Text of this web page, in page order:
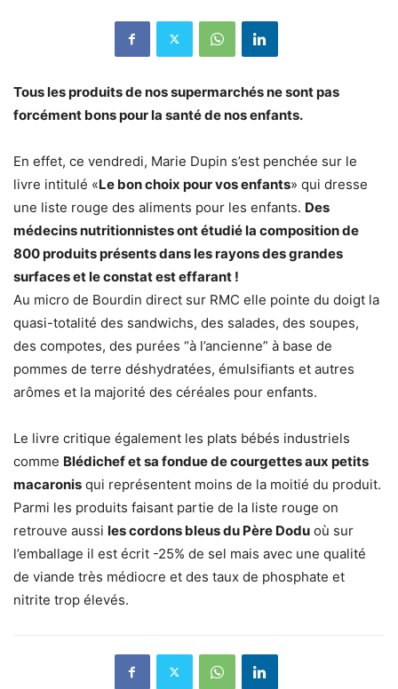
Tous les produits de nos supermarchés ne sont pas
forcément bons pour la santé de nos enfants.
En effet, ce vendredi, Marie Dupin s’est penchée sur le
livre intitulé «Le bon choix pour vos enfants» qui dresse
une liste rouge des aliments pour les enfants. Des
médecins nutritionnistes ont étudié la composition de
800 produits présents dans les rayons des grandes
surfaces et le constat est effarant !
Au micro de Bourdin direct sur RMC elle pointe du doigt la
quasi-totalité des sandwichs, des salades, des soupes,
des compotes, des purées “à l’ancienne” à base de
pommes de terre déshydratées, émulsifiants et autres
arômes et la majorité des céréales pour enfants.
Le livre critique également les plats bébés industriels
comme Blédichef et sa fondue de courgettes aux petits
macaronis qui représentent moins de la moitié du produit.
Parmi les produits faisant partie de la liste rouge on
retrouve aussi les cordons bleus du Père Dodu où sur
l’emballage il est écrit -25% de sel mais avec une qualité
de viande très médiocre et des taux de phosphate et
nitrite trop élevés.